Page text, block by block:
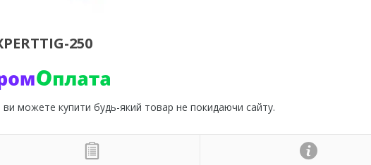
250
ви можете купити будь-який товар не покидаючи сайту.